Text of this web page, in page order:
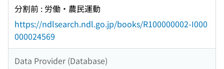
分割前 : 労働・農民運動
https://ndlsearch.ndl.go.jp/books/R100000002-I000
000024569
Data Provider (Database)